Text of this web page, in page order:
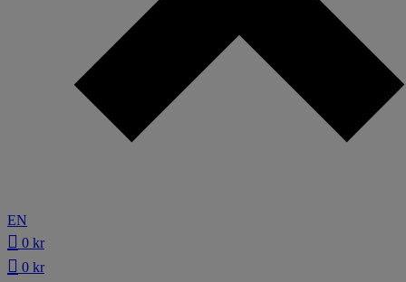
EN
0 kr
0 kr